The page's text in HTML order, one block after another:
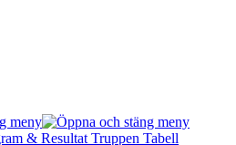
& Resultat Truppen Tabell